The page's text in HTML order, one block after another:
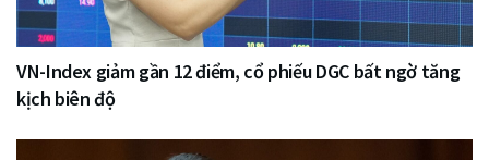
VN-Index giảm gần 12 điểm, cổ phiếu DGC bất ngờ tăng
kịch biên độ